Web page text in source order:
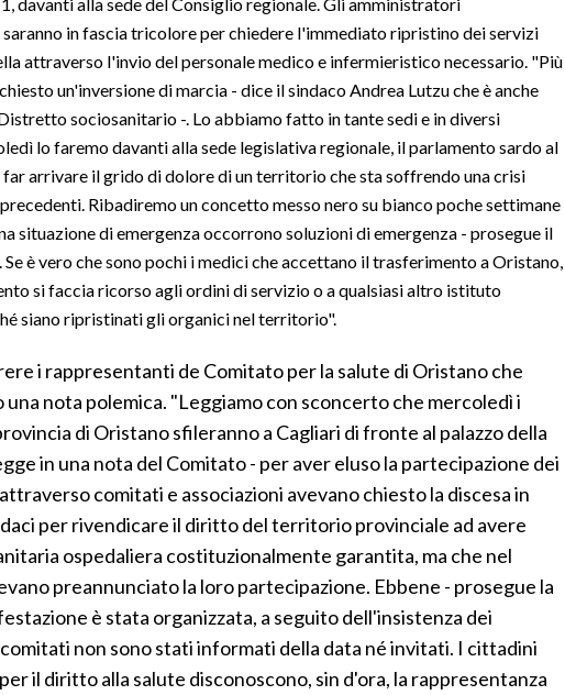
in fascia tricolore per chiedere l'immediato ripristino dei servizi
attraverso l'invio del personale medico e infermieristico necessario. "Più
un'inversione di marcia - dice il sindaco Andrea Lutzu che è anche
sociosanitario -. Lo abbiamo fatto in tante sedi e in diversi
lo faremo davanti alla sede legislativa regionale, il parlamento sardo al
arrivare il grido di dolore di un territorio che sta soffrendo una crisi
Ribadiremo un concetto messo nero su bianco poche settimane
situazione di emergenza occorrono soluzioni di emergenza - prosegue il
Se è vero che sono pochi i medici che accettano il trasferimento a Oristano,
si faccia ricorso agli ordini di servizio o a qualsiasi altro istituto
siano ripristinati gli organici nel territorio".
i rappresentanti de Comitato per la salute di Oristano che
nota polemica. "Leggiamo con sconcerto che mercoledì i
di Oristano sfileranno a Cagliari di fronte al palazzo della
in una nota del Comitato - per aver eluso la partecipazione dei
comitati e associazioni avevano chiesto la discesa in
per rivendicare il diritto del territorio provinciale ad avere
ospedaliera costituzionalmente garantita, ma che nel
preannunciato la loro partecipazione. Ebbene - prosegue la
è stata organizzata, a seguito dell'insistenza dei
non sono stati informati della data né invitati. I cittadini
il diritto alla salute disconoscono, sin d'ora, la rappresentanza